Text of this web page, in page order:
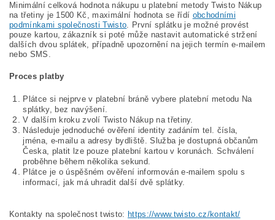
Minimální celková hodnota nákupu u platební metody Twisto Nákup
na třetiny je 1500 Kč, maximální hodnota se řídí obchodními
podmínkami společnosti Twisto. První splátku je možné provést
pouze kartou, zákazník si poté může nastavit automatické stržení
dalších dvou splátek, případně upozornění na jejich termín e-mailem
nebo SMS.
Proces platby
Plátce si nejprve v platební bráně vybere platební metodu Na
splátky, bez navýšení.
V dalším kroku zvolí Twisto Nákup na třetiny.
Následuje jednoduché ověření identity zadáním tel. čísla,
jména, e-mailu a adresy bydliště. Služba je dostupná občanům
Česka, platit lze pouze platební kartou v korunách. Schválení
proběhne během několika sekund.
Plátce je o úspěšném ověření informován e-mailem spolu s
informací, jak má uhradit další dvě splátky.
Kontakty na společnost twisto: https://www.twisto.cz/kontakt/